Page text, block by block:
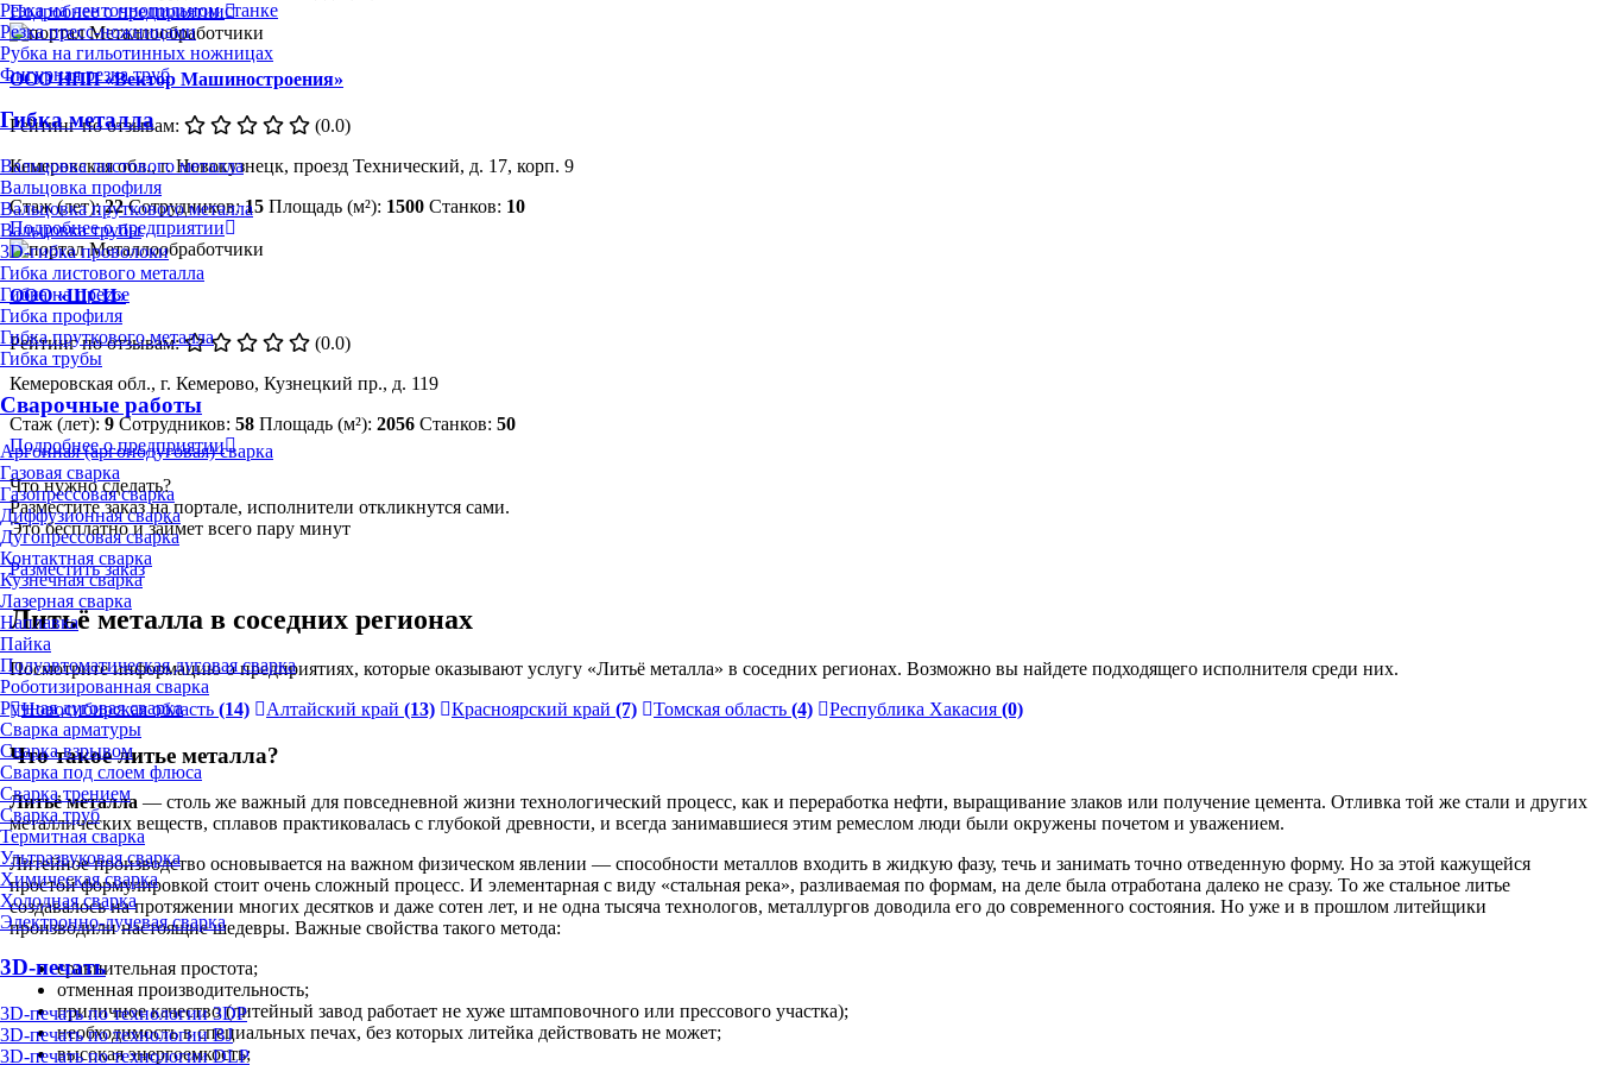
Резка на ленточнопильном станке
Резка пресс-ножницами
Рубка на гильотинных ножницах
Фигурная резка труб
Гибка металла
Вальцовка листового металла
Вальцовка профиля
Вальцовка пруткового металла
Вальцовка трубы
3D-гибка проволоки
Гибка листового металла
Гибка на прессе
Гибка профиля
Гибка пруткового металла
Гибка трубы
Сварочные работы
Аргонная (аргонодуговая) сварка
Газовая сварка
Газопрессовая сварка
Диффузионная сварка
Дугопрессовая сварка
Контактная сварка
Кузнечная сварка
Лазерная сварка
Наплавка
Пайка
Полуавтоматическая дуговая сварка
Роботизированная сварка
Ручная дуговая сварка
Сварка арматуры
Сварка взрывом
Сварка под слоем флюса
Сварка трением
Сварка труб
Термитная сварка
Ультразвуковая сварка
Химическая сварка
Холодная сварка
Электронно-лучевая сварка
3D-печать
3D-печать по технологии 3DP
3D-печать по технологии BJ
3D-печать по технологии DLP
Подробнее о предприятии
ООО НПП «Вектор Машиностроения»
Рейтинг по отзывам:
(0.0)
Кемеровская обл., г. Новокузнецк, проезд Технический, д. 17, корп. 9
Стаж (лет):22 Сотрудников:15 Площадь (м²): 1500 Станков: 10
Подробнее о предприятии
ООО «ШСИ»
Рейтинг по отзывам:
(0.0)
Кемеровская обл., г. Кемерово, Кузнецкий пр., д. 119
Стаж (лет): 9 Сотрудников: 58 Площадь (м²): 2056 Станков: 50
Подробнее о предприятии
Что нужно сделать?
Разместите заказ на портале, исполнители откликнутся сами.
Это бесплатно и займет всего пару минут
Разместить заказ
Литьё металла в соседних регионах
Посмотрите информацию о предприятиях, которые оказывают услугу «Литьё металла» в соседних регионах. Возможно вы найдете подходящего исполнителя среди них.
Новосибирская область (14) Алтайский край (13) Красноярский край (7) Томская область (4) Республика Хакасия (0)
Что такое литье металла?
Литьё металла — столь же важный для повседневной жизни технологический процесс, как и переработка нефти, выращивание злаков или получение цемента. Отливка той же стали и других
металлических веществ, сплавов практиковалась с глубокой древности, и всегда занимавшиеся этим ремеслом люди были окружены почетом и уважением.
Литейное производство основывается на важном физическом явлении — способности металлов входить в жидкую фазу, течь и занимать точно отведенную форму. Но за этой кажущейся
простой формулировкой стоит очень сложный процесс. И элементарная с виду «стальная река», разливаемая по формам, на деле была отработана далеко не сразу. То же стальное литье
создавалось на протяжении многих десятков и даже сотен лет, и не одна тысяча технологов, металлургов доводила его до современного состояния. Но уже и в прошлом литейщики
производили настоящие шедевры. Важные свойства такого метода:
сравнительная простота;
отменная производительность;
приличное качество (литейный завод работает не хуже штамповочного или прессового участка);
необходимость в специальных печах, без которых литейка действовать не может;
высокая энергоемкость;